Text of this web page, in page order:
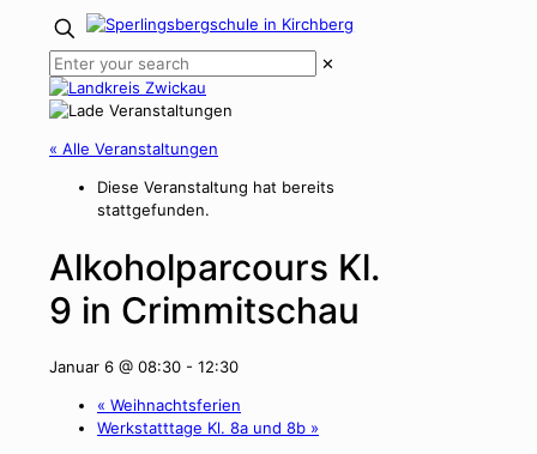
✕
« Alle Veranstaltungen
Diese Veranstaltung hat bereits
stattgefunden.
Alkoholparcours Kl.
9 in Crimmitschau
Januar 6 @ 08:30 - 12:30
« Weihnachtsferien
Werkstatttage Kl. 8a und 8b »